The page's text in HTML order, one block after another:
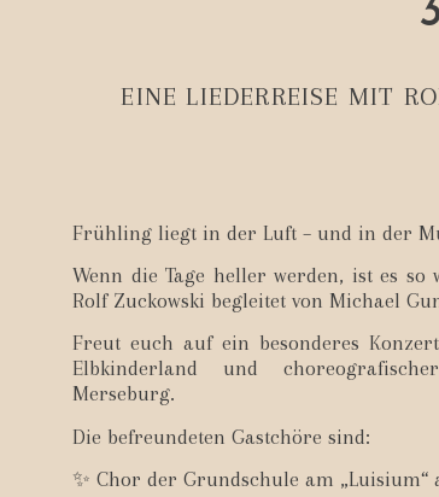
EINE LIEDERREISE MIT
Frühling liegt in der Luft – und in der
Wenn die Tage heller werden, ist es
Rolf Zuckowski begleitet von Michael
Freut euch auf ein besonderes
Elbkinderland und
Merseburg.
Die befreundeten Gastchöre sind:
✨ Chor der Grundschule am „Luisium“